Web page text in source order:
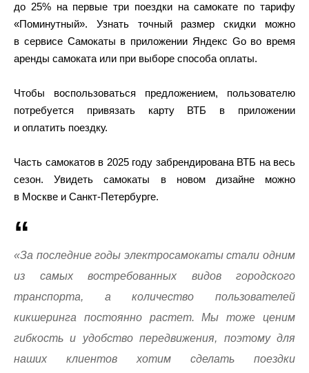
до 25% на первые три поездки на самокате по тарифу
«Поминутный». Узнать точный размер скидки можно
в сервисе Самокаты в приложении Яндекс Go во время
аренды самоката или при выборе способа оплаты.
Чтобы воспользоваться предложением, пользователю
потребуется привязать карту ВТБ в приложении
и оплатить поездку.
Часть самокатов в 2025 году забрендирована ВТБ на весь
сезон. Увидеть самокаты в новом дизайне можно
в Москве и Санкт-Петербурге.
«За последние годы электросамокаты стали одним
из самых востребованных видов городского
транспорта, а количество пользователей
кикшеринга постоянно растет. Мы тоже ценим
гибкость и удобство передвижения, поэтому для
наших клиентов хотим сделать поездки